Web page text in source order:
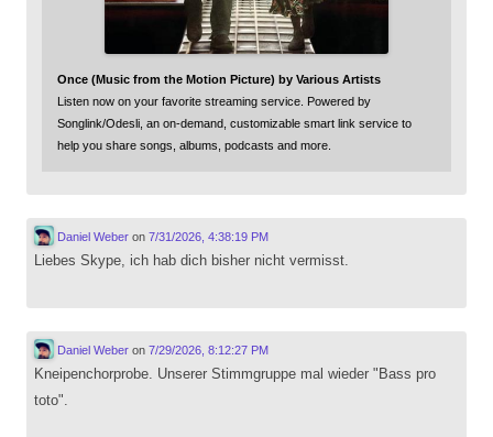
Once (Music from the Motion Picture) by Various Artists
Listen now on your favorite streaming service. Powered by
Songlink/Odesli, an on-demand, customizable smart link service to
help you share songs, albums, podcasts and more.
Daniel Weberon 7/31/2026, 4:38:19 PM
Liebes Skype, ich hab dich bisher nicht vermisst.
Daniel Weberon 7/29/2026, 8:12:27 PM
Kneipenchorprobe. Unserer Stimmgruppe mal wieder "Bass pro
toto".